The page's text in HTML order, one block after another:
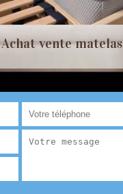
Achat vente